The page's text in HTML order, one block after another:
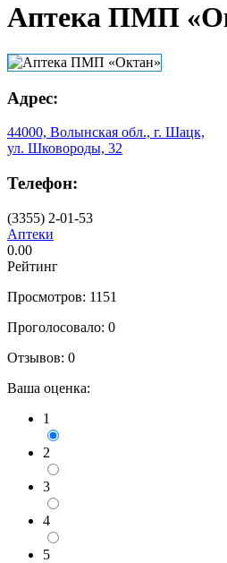
Аптека ПМП
Адрес:
44000, Волынская обл., г. Шацк,
ул. Шковороды, 32
Телефон:
(3355) 2-01-53
Аптеки
0.00
Рейтинг
Просмотров: 1151
Проголосовало: 0
Отзывов: 0
Ваша оценка:
1
2
3
4
5